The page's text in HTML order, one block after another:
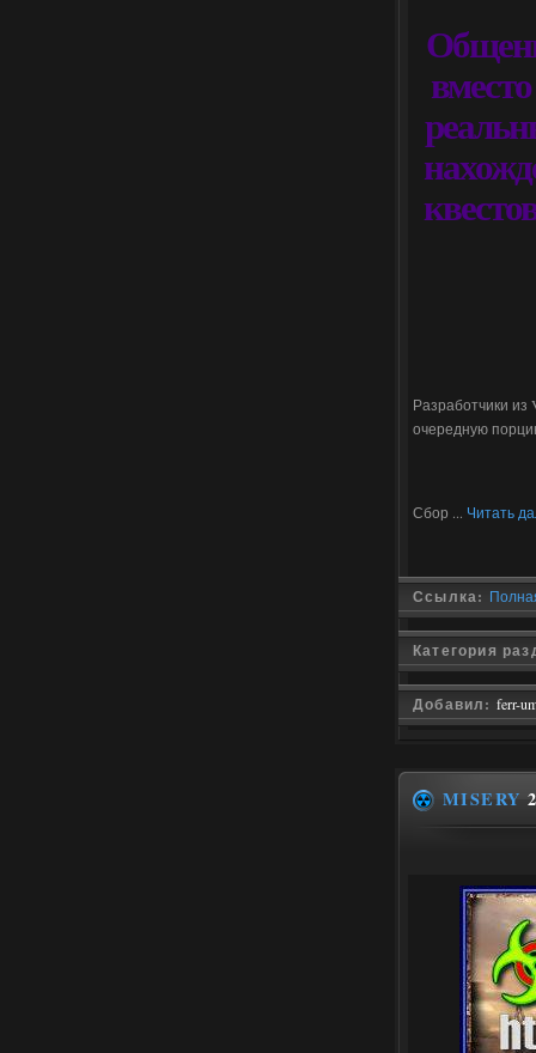
Разработчики из
очередную
Сбор ... Читать
Ссылка:
Категория
Добавил: ferr-
MISERY